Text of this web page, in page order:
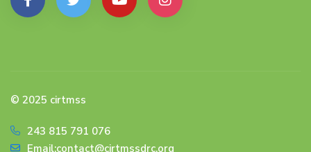
© 2025 cirtmss
243 815 791 076
Email:contact@cirtmssdrc.org